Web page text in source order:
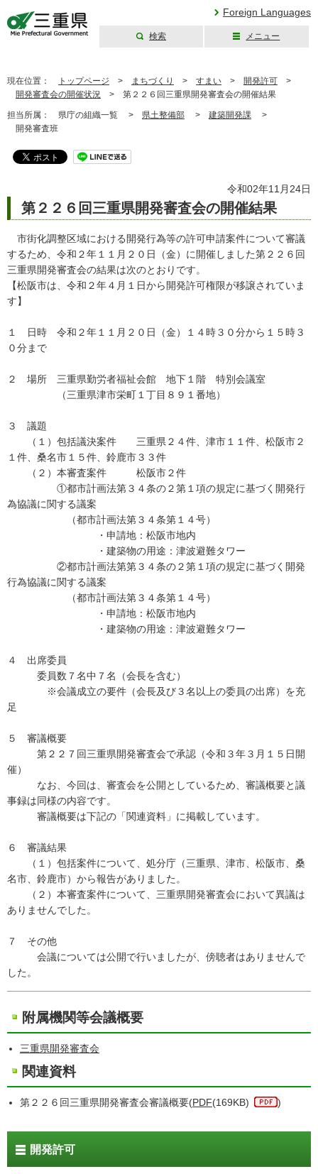
Foreign Languages
検索 メニュー
現在位置： トップページ > まちづくり > すまい > 開発許可 >
開発審査会の開催状況 > 第２２６回三重県開発審査会の開催結果
担当所属： 県庁の組織一覧 > 県土整備部 > 建築開発課 >
開発審査班
令和02年11月24日
第２２６回三重県開発審査会の開催結果
市街化調整区域における開発行為等の許可申請案件について審議
するため、令和２年１１月２０日（金）に開催しました第２２６回
三重県開発審査会の結果は次のとおりです。
【松阪市は、令和２年４月１日から開発許可権限が移譲されていま
す】
１ 日時 令和２年１１月２０日（金）１４時３０分から１５時３
０分まで
２ 場所 三重県勤労者福祉会館 地下１階 特別会議室
（三重県津市栄町１丁目８９１番地）
３ 議題
（１）包括議決案件 三重県２４件、津市１１件、松阪市２
１件、桑名市１５件、鈴鹿市３３件
（２）本審査案件 松阪市２件
①都市計画法第３４条の２第１項の規定に基づく開発行
為協議に関する議案
（都市計画法第３４条第１４号）
・申請地：松阪市地内
・建築物の用途：津波避難タワー
②都市計画法第第３４条の２第１項の規定に基づく開発
行為協議に関する議案
（都市計画法第３４条第１４号）
・申請地：松阪市地内
・建築物の用途：津波避難タワー
４ 出席委員
委員数７名中７名（会長を含む）
※会議成立の要件（会長及び３名以上の委員の出席）を充
足
５ 審議概要
第２２７回三重県開発審査会で承認（令和３年３月１５日開
催）
なお、今回は、審査会を公開としているため、審議概要と議
事録は同様の内容です。
審議概要は下記の「関連資料」に掲載しています。
６ 審議結果
（１）包括案件について、処分庁（三重県、津市、松阪市、桑
名市、鈴鹿市）から報告がありました。
（２）本審査案件について、三重県開発審査会において異議は
ありませんでした。
７ その他
会議については公開で行いましたが、傍聴者はありませんで
した。
附属機関等会議概要
三重県開発審査会
関連資料
第２２６回三重県開発審査会審議概要(PDF(169KB) )
開発許可